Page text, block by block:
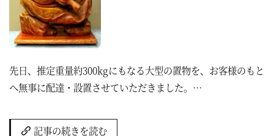
先日、推定重量約300kgにもなる大型の置物を、お客様のもと
へ無事に配達・設置させていただきました。…
記事の続きを読む